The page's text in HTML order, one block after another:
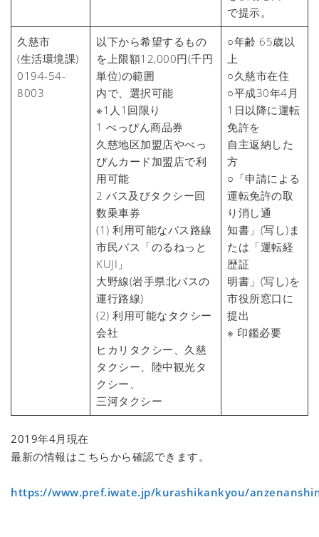
で提示。
久慈市
(生活環境課)
0194-54-
8003
以下から希望するもの
を上限額12,000円(千円
単位)の範囲
内で、選択可能
※1人1回限り
1 べっぴん商品券
久慈地区加盟店やべっ
ぴんカード加盟店で利
用可能
2 バス及びタクシー回
数乗車券
(1) 利用可能なバス路線
市民バス「のるねっと
KUJI」
大野線(岩手県北バスの
運行路線)
(2) 利用可能なタクシー
会社
ヒカリタクシー、久慈
タクシー、陸中観光タ
クシー、
三河タクシー
○年齢 65歳以
上
○久慈市在住
○平成30年4月
1日以降に運転
免許を
自主返納した
方
○「申請による
運転免許の取
り消し通
知書」(写し)ま
たは「運転経
歴証
明書」(写し)を
市役所窓口に
提出
※ 印鑑必要
2019年4月現在
最新の情報はこちらから確認できます。
https://www.pref.iwate.jp/kurashikankyou/